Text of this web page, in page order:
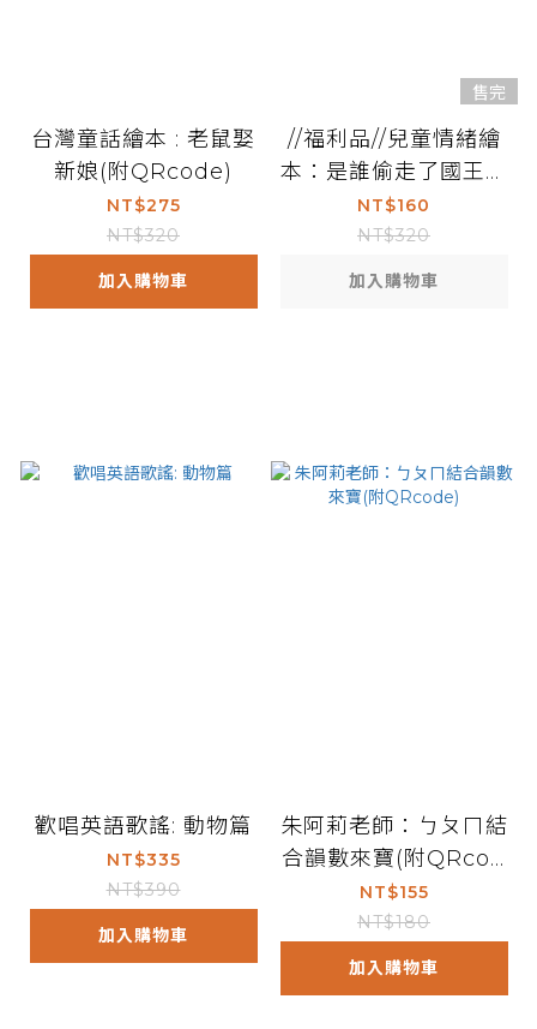
台灣童話繪本 : 老鼠娶
新娘(附QRcode)
NT$275
NT$320
加入購物車
售完
//福利品//兒童情緒繪
本：是誰偷走了國王的
歡樂？(QR Code有聲
書)
NT$160
NT$320
加入購物車
歡唱英語歌謠: 動物篇
NT$335
NT$390
加入購物車
朱阿莉老師：ㄅㄆㄇ結
合韻數來寶(附QRcod
e)
NT$155
NT$180
加入購物車